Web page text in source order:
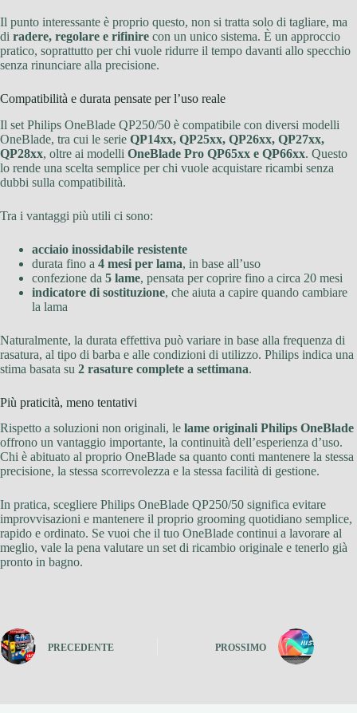
Il punto interessante è proprio questo, non si tratta solo di tagliare, ma
di radere, regolare e rifinire con un unico sistema. È un approccio
pratico, soprattutto per chi vuole ridurre il tempo davanti allo specchio
senza rinunciare alla precisione.
Compatibilità e durata pensate per l’uso reale
Il set Philips OneBlade QP250/50 è compatibile con diversi modelli
OneBlade, tra cui le serie QP14xx, QP25xx, QP26xx, QP27xx,
QP28xx, oltre ai modelli OneBlade Pro QP65xx e QP66xx. Questo
lo rende una scelta semplice per chi vuole acquistare ricambi senza
dubbi sulla compatibilità.
Tra i vantaggi più utili ci sono:
acciaio inossidabile resistente
durata fino a 4 mesi per lama, in base all’uso
confezione da 5 lame, pensata per coprire fino a circa 20 mesi
indicatore di sostituzione, che aiuta a capire quando cambiare
la lama
Naturalmente, la durata effettiva può variare in base alla frequenza di
rasatura, al tipo di barba e alle condizioni di utilizzo. Philips indica una
stima basata su 2 rasature complete a settimana.
Più praticità, meno tentativi
Rispetto a soluzioni non originali, le lame originali Philips OneBlade
offrono un vantaggio importante, la continuità dell’esperienza d’uso.
Chi è abituato al proprio OneBlade sa quanto conti mantenere la stessa
precisione, la stessa scorrevolezza e la stessa facilità di gestione.
In pratica, scegliere Philips OneBlade QP250/50 significa evitare
improvvisazioni e mantenere il proprio grooming quotidiano semplice,
rapido e ordinato. Se vuoi che il tuo OneBlade continui a lavorare al
meglio, vale la pena valutare un set di ricambio originale e tenerlo già
pronto in bagno.
PRECEDENTE PROSSIMO